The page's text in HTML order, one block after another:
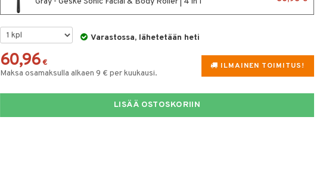
Varastossa, lähetetään heti
ILMAINEN TOIMITUS!
60,96 €
Maksa osamaksulla alkaen 9 € per kuukausi.
LISÄÄ OSTOSKORIIN